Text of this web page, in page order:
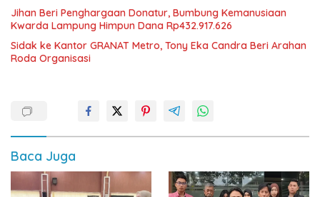
Jihan Beri Penghargaan Donatur, Bumbung Kemanusiaan
Kwarda Lampung Himpun Dana Rp432.917.626
‎Sidak ke Kantor GRANAT Metro, Tony Eka Candra Beri Arahan
Roda Organisasi
Baca Juga